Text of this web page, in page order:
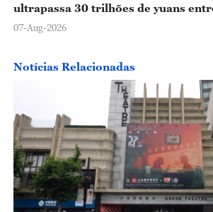
ultrapassa 30 trilhões de yuans
07-Aug-2026
Notícias Relacionadas